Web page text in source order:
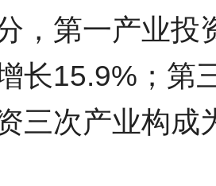
，第一产业投
长15.9%；第
三次产业构成